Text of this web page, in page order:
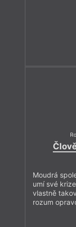
Moudrá
umí své
vlastně
rozum